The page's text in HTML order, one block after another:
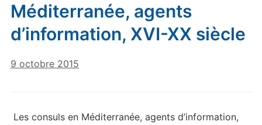
Méditerranée, agents
d’information, XVI-XX siècle
9 octobre 2015
Les consuls en Méditerranée, agents d’information,